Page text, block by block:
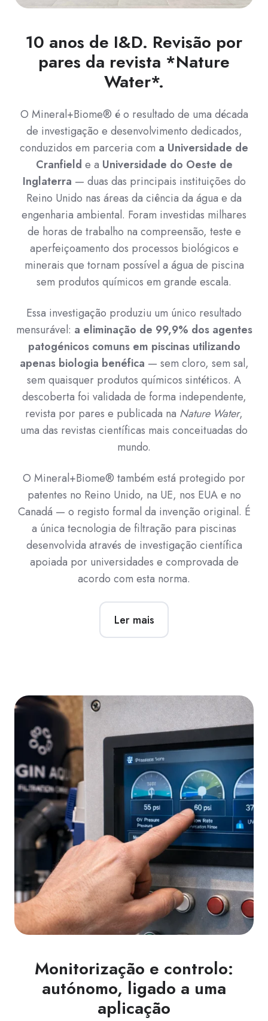
10 anos de I&D. Revisão por
pares da revista *Nature
Water*.
O Mineral+Biome® é o resultado de uma década
de investigação e desenvolvimento dedicados,
conduzidos em parceria com a Universidade de
Cranfield e a Universidade do Oeste de
Inglaterra — duas das principais instituições do
Reino Unido nas áreas da ciência da água e da
engenharia ambiental. Foram investidas milhares
de horas de trabalho na compreensão, teste e
aperfeiçoamento dos processos biológicos e
minerais que tornam possível a água de piscina
sem produtos químicos em grande escala.
Essa investigação produziu um único resultado
mensurável: a eliminação de 99,9% dos agentes
patogénicos comuns em piscinas utilizando
apenas biologia benéfica — sem cloro, sem sal,
sem quaisquer produtos químicos sintéticos. A
descoberta foi validada de forma independente,
revista por pares e publicada na Nature Water,
uma das revistas científicas mais conceituadas do
mundo.
O Mineral+Biome® também está protegido por
patentes no Reino Unido, na UE, nos EUA e no
Canadá — o registo formal da invenção original. É
a única tecnologia de filtração para piscinas
desenvolvida através de investigação científica
apoiada por universidades e comprovada de
acordo com esta norma.
Ler mais
Monitorização e controlo:
autónomo, ligado a uma
aplicação